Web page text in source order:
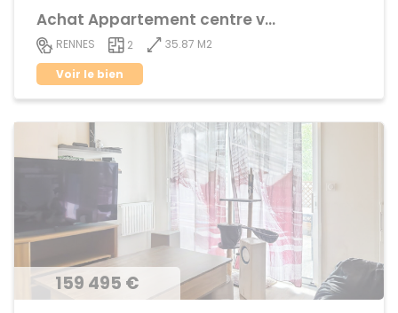
Achat Appartement centre ville
RENNES 2
35.87 M2
Voir le bien
159 495 €